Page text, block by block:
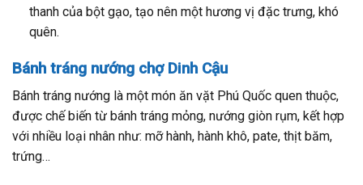
thanh của bột gạo, tạo nên một hương vị đặc trưng, khó
quên.
Bánh tráng nướng chợ Dinh Cậu
Bánh tráng nướng là một món ăn vặt Phú Quốc quen thuộc,
được chế biến từ bánh tráng mỏng, nướng giòn rụm, kết hợp
với nhiều loại nhân như: mỡ hành, hành khô, pate, thịt băm,
trứng…